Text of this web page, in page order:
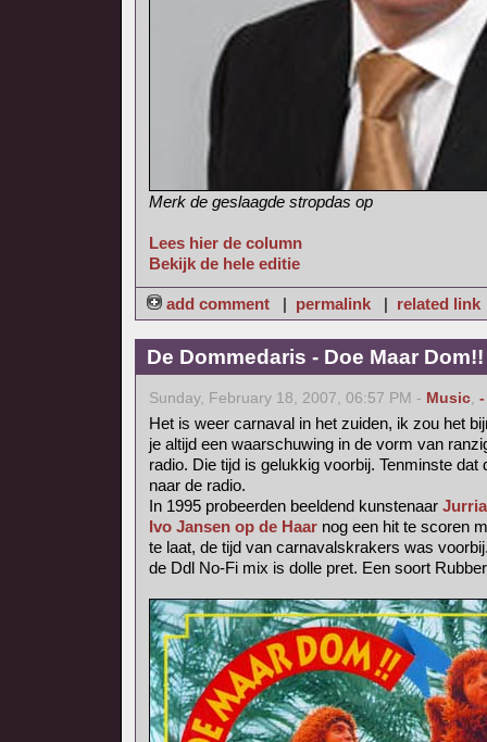
Merk de geslaagde stropdas op
Lees hier de column
Bekijk de hele editie
add comment | permalink| related link
De Dommedaris - Doe Maar
Sunday, February 18, 2007, 06:57 PM - Music, -
Het is weer carnaval in het zuiden, ik zou het
je altijd een waarschuwing in de vorm van
radio. Die tijd is gelukkig voorbij. Tenminste
naar de radio.
In 1995 probeerden beeldend kunstenaar
Ivo Jansen op de Haarnog een hit te scoren
te laat, de tijd van carnavalskrakers was
de Ddl No-Fi mix is dolle pret. Een soort